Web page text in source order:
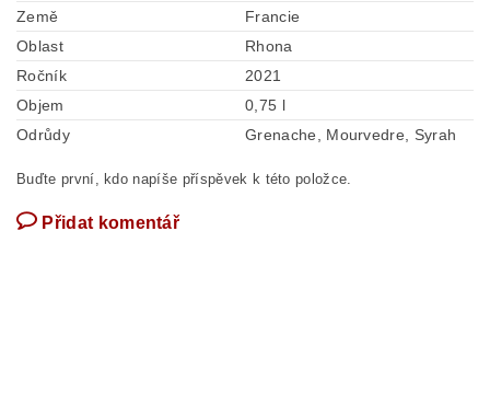
Země
Francie
Oblast
Rhona
Ročník
2021
Objem
0,75 l
Odrůdy
Grenache, Mourvedre, Syrah
Buďte první, kdo napíše příspěvek k této položce.
Přidat komentář